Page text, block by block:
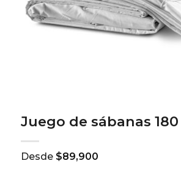
Juego de sábanas
Desde $89,900